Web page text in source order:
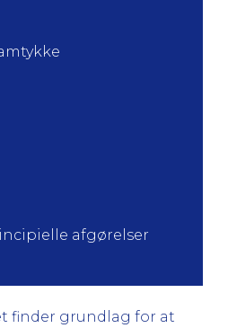
afgørelser
finder grundlag for at